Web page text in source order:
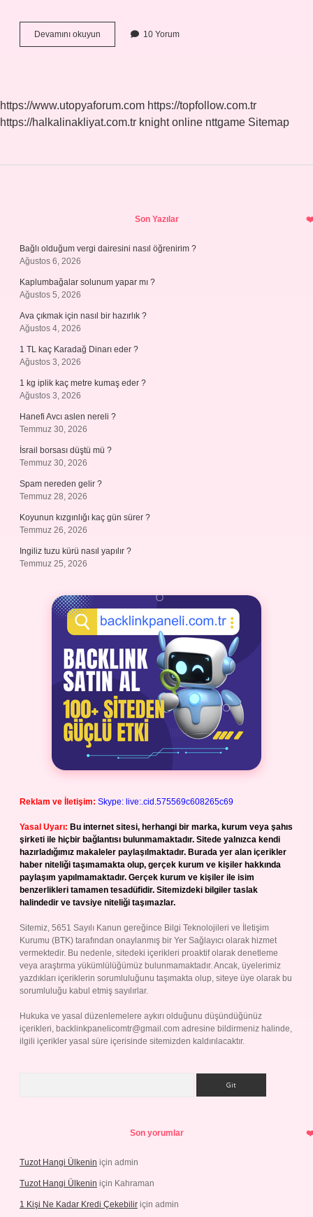
Devamını okuyun
Varlık
10 Yorum
https://www.utopyaforum.com https://topfollow.com.tr
https://halkalinakliyat.com.tr knight online nttgame Sitemap
Son Yazılar
Bağlı olduğum vergi dairesini nasıl öğrenirim ?
Ağustos 6, 2026
Kaplumbağalar solunum yapar mı ?
Ağustos 5, 2026
Ava çıkmak için nasıl bir hazırlık ?
Ağustos 4, 2026
1 TL kaç Karadağ Dinarı eder ?
Ağustos 3, 2026
1 kg iplik kaç metre kumaş eder ?
Ağustos 3, 2026
Hanefi Avcı aslen nereli ?
Temmuz 30, 2026
İsrail borsası düştü mü ?
Temmuz 30, 2026
Spam nereden gelir ?
Temmuz 28, 2026
Koyunun kızgınlığı kaç gün sürer ?
Temmuz 26, 2026
Ingiliz tuzu kürü nasıl yapılır ?
Temmuz 25, 2026
Reklam ve İletişim: Skype: live:.cid.575569c608265c69
Yasal Uyarı: Bu internet sitesi, herhangi bir marka, kurum veya şahıs
şirketi ile hiçbir bağlantısı bulunmamaktadır. Sitede yalnızca kendi
hazırladığımız makaleler paylaşılmaktadır. Burada yer alan içerikler
haber niteliği taşımamakta olup, gerçek kurum ve kişiler hakkında
paylaşım yapılmamaktadır. Gerçek kurum ve kişiler ile isim
benzerlikleri tamamen tesadüfidir. Sitemizdeki bilgiler taslak
halindedir ve tavsiye niteliği taşımazlar.
Sitemiz, 5651 Sayılı Kanun gereğince Bilgi Teknolojileri ve İletişim
Kurumu (BTK) tarafından onaylanmış bir Yer Sağlayıcı olarak hizmet
vermektedir. Bu nedenle, sitedeki içerikleri proaktif olarak denetleme
veya araştırma yükümlülüğümüz bulunmamaktadır. Ancak, üyelerimiz
yazdıkları içeriklerin sorumluluğunu taşımakta olup, siteye üye olarak bu
sorumluluğu kabul etmiş sayılırlar.
Hukuka ve yasal düzenlemelere aykırı olduğunu düşündüğünüz
içerikleri, backlinkpanelicomtr@gmail.com adresine bildirmeniz halinde,
ilgili içerikler yasal süre içerisinde sitemizden kaldırılacaktır.
Son yorumlar
Tuzot Hangi Ülkenin için admin
Tuzot Hangi Ülkenin için Kahraman
1 Kişi Ne Kadar Kredi Çekebilir için admin